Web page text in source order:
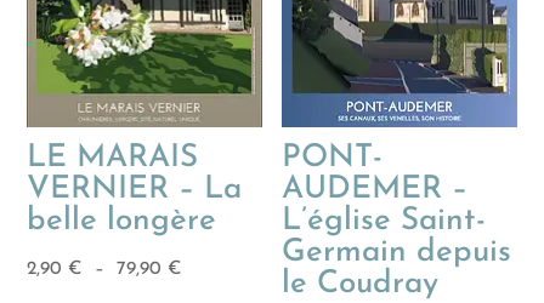
LE MARAIS
VERNIER – La
belle longère
2,90 € – 79,90 €
PONT-
AUDEMER –
L’église Saint-
Germain depuis
le Coudray